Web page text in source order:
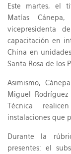
Este martes, el
Matías
vicepresidenta
capacitación en
China en
Santa Rosa de los
Asimismo,
Miguel
Técnica
instalaciones que
Durante la
presentes: el